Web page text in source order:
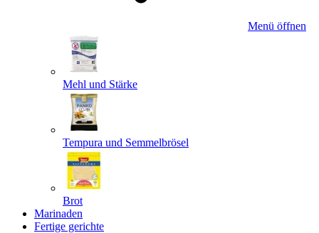
Menü öffnen
Mehl und Stärke
Tempura und Semmelbrösel
Brot
Marinaden
Fertige gerichte